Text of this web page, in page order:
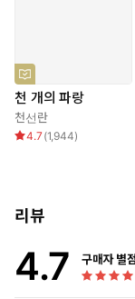
의 파랑이 가득한 듯
활동하고 있는 유명
사를 이끌어냈다. 이
서 언급한 말과 맥을
다. 그는 이미 완숙하
천선란은 어느 날
바위마저 뚫는 꾸준
천 개의 파랑
천선란
4.7 (1,944)
리뷰
4.7 구매자 별